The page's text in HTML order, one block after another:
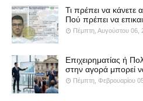
Τι πρέπει να κάνετε
Πού πρέπει να
Πέμπτη, Αυγούστου 06,
Επιχειρηματίας ή
στην αγορά μπορεί
Πέμπτη, Φεβρουαρίου